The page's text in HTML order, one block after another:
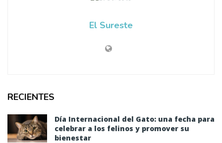
El Sureste
RECIENTES
Día Internacional del Gato: una fecha para
celebrar a los felinos y promover su
bienestar